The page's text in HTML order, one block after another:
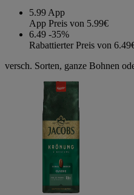
5.99 App
App Preis von 5.99€
6.49 -35%
Rabattierter Preis von
versch. Sorten, ganze Bohnen